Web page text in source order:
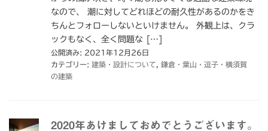
なので、 潮に対してどれほどの耐久性があるのかをき
ちんとフォローしないといけません。 外観上は、クラ
ックもなく、全く問題な […]
公開済み: 2021年12月26日
カテゴリー: 建築・設計について
鎌倉・葉山・逗子・横須賀
の建築
2020年あけましておめでとうございます。